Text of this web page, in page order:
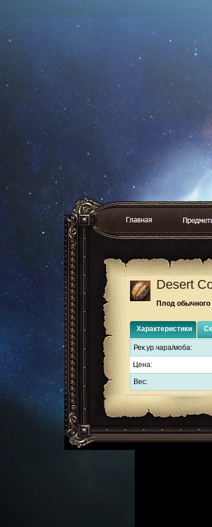
Desert
Плод обычного
Характеристики
Рек.ур.чара/моба:
Цена:
Вес: